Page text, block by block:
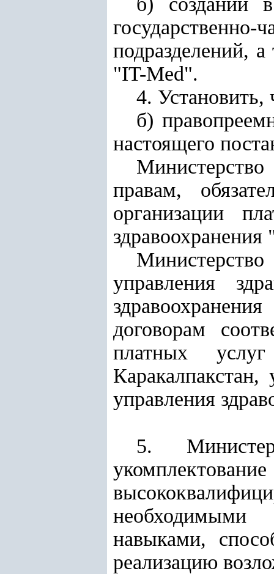
подразделений,
"IT-Med".
4. Установить,
б)
настоящего
правам,
организации
управления
договорам
платных услуг
Каракалпакстан,
управления
5.
необходимыми
навыками,
реализацию